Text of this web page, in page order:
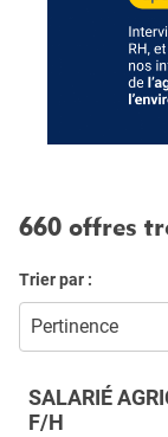
660 offres
Trier par :
Pertinence
SALARIÉ
F/H